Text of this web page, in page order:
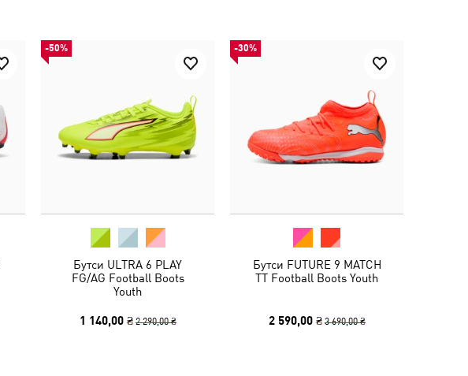
-50%
Бутси ULTRA 6 PLAY
FG/AG Football Boots
Youth
1 140,00 ₴ 2 290,00 ₴
-30%
Бутси FUTURE 9 MATCH
TT Football Boots Youth
2 590,00 ₴ 3 690,00 ₴